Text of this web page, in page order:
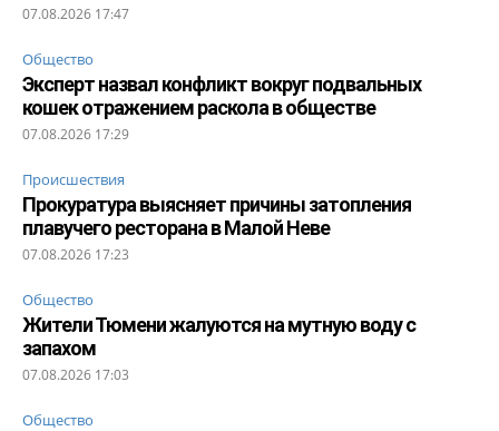
07.08.2026 17:47
Общество
Эксперт назвал конфликт вокруг подвальных
кошек отражением раскола в обществе
07.08.2026 17:29
Происшествия
Прокуратура выясняет причины затопления
плавучего ресторана в Малой Неве
07.08.2026 17:23
Общество
Жители Тюмени жалуются на мутную воду с
запахом
07.08.2026 17:03
Общество